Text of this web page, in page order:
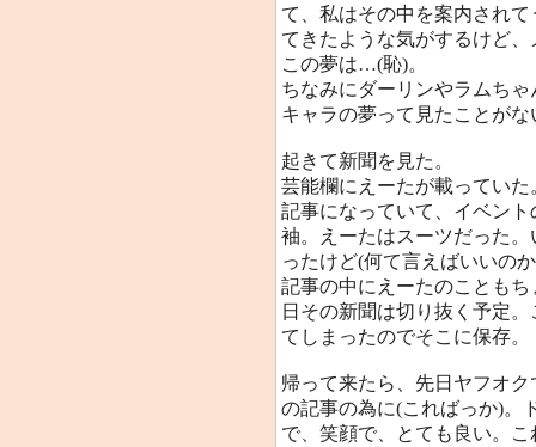
て、私はその中を案内され
てきたような気がするけど
この夢は…(恥)。
ちなみにダーリンやラムち
キャラの夢って見たことが
起きて新聞を見た。
芸能欄にえーたが載ってい
記事になっていて、イベン
袖。えーたはスーツだった
ったけど(何て言えばいいの
記事の中にえーたのことも
日その新聞は切り抜く予定
てしまったのでそこに保存。
帰って来たら、先日ヤフオ
の記事の為に(こればっか)。
で、笑顔で、とても良い。